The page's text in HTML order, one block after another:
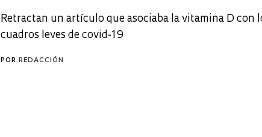
Retractan un artículo que asociaba la vitamina D con
cuadros leves de covid-19
POR REDACCIÓN